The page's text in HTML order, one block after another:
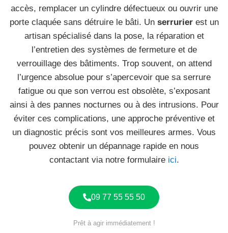
accès, remplacer un cylindre défectueux ou ouvrir une
porte claquée sans détruire le bâti. Un serrurierest un
artisan spécialisé dans la pose, la réparation et
l’entretien des systèmes de fermeture et de
verrouillage des bâtiments. Trop souvent, on attend
l’urgence absolue pour s’apercevoir que sa serrure
fatigue ou que son verrou est obsolète, s’exposant
ainsi à des pannes nocturnes ou à des intrusions. Pour
éviter ces complications, une approche préventive et
un diagnostic précis sont vos meilleures armes. Vous
pouvez obtenir un dépannage rapide en nous
contactant via notre formulaire ici.
09 77 55 55 50
Prêt à agir immédiatement !